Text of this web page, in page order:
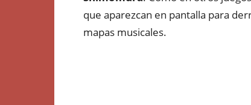
que aparezcan en pantalla para
mapas musicales.